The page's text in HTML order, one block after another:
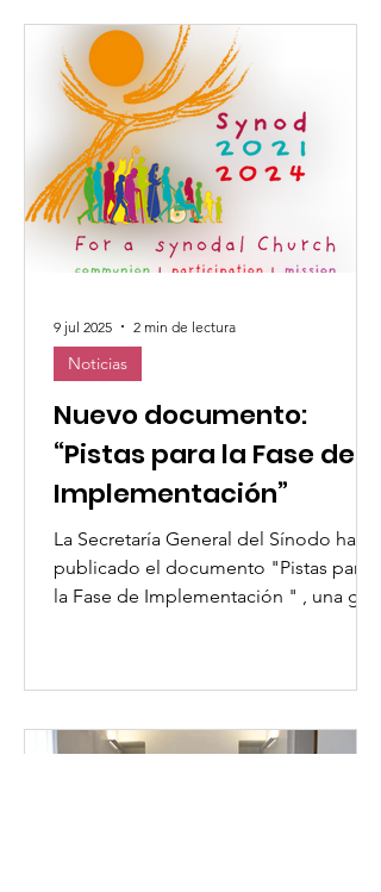
Nuevo documento:
“Pistas para la Fase de
Implementación”
La Secretaría General del Sínodo ha
publicado el documento "Pistas para
la Fase de Implementación " , una guía
Noticias
9 jul 2025 2 min de lectura